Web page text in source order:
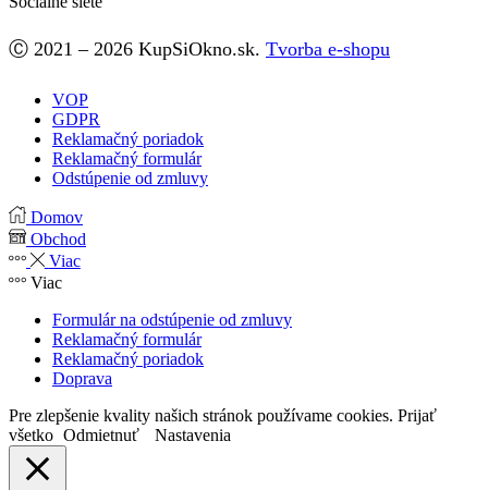
Facebook
Ⓒ 2021 – 2026 KupSiOkno.sk. Tvorba e-shopu
VOP
GDPR
Reklamačný poriadok
Reklamačný formulár
Odstúpenie od zmluvy
Domov
Obchod
Viac
Viac
Formulár na odstúpenie od zmluvy
Reklamačný formulár
Reklamačný poriadok
Doprava
Pre zlepšenie kvality našich stránok používame cookies. Prijať
všetko Odmietnuť Nastavenia